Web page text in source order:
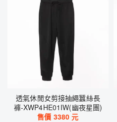
透氣休閒女剪接抽繩蠶絲長
褲-XWP4HE01IW(幽夜星團)
售價 3380 元